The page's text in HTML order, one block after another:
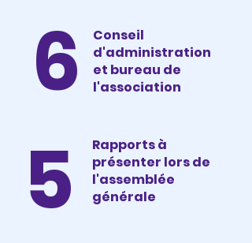
6
Conseil
d'administration
et bureau de
l'association
5
Rapports à
présenter lors de
l'assemblée
générale